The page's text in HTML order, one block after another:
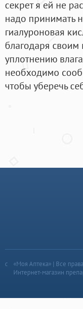
секрет я ей не
надо принимать
гиалуроновая
благодаря своим
уплотнению
необходимо
чтобы уберечь
«Моя Аптека» | Все
Интернет-магазин